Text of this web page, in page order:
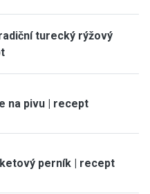
turecký rýžový
na pivu | recept
perník | recept